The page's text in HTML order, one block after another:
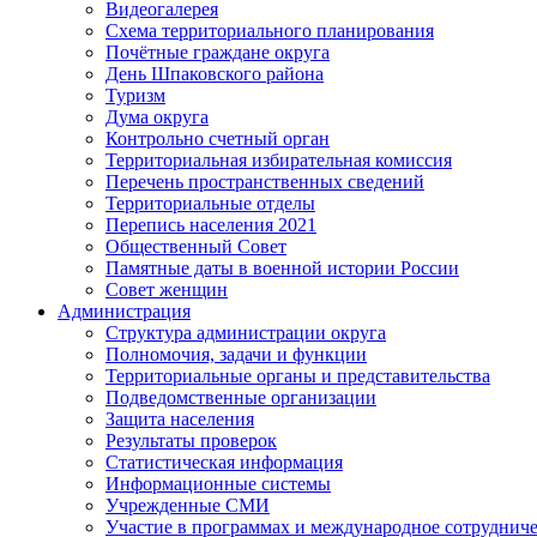
Видеогалерея
Схема территориального планирования
Почётные граждане округа
День Шпаковского района
Туризм
Дума округа
Контрольно счетный орган
Территориальная избирательная комиссия
Перечень пространственных сведений
Территориальные отделы
Перепись населения 2021
Общественный Совет
Памятные даты в военной истории России
Совет женщин
Администрация
Структура администрации округа
Полномочия, задачи и функции
Территориальные органы и представительства
Подведомственные организации
Защита населения
Результаты проверок
Статистическая информация
Информационные системы
Учрежденные СМИ
Участие в программах и международное